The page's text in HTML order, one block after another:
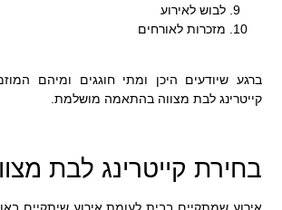
לבוש לאירוע
מזכרות לאורחים
ברגע שיודעים היכן ומתי חוגגים ומיהם
קייטרינג לבת מצווה בהתאמה מושלמת.
בחירת קייטרינג לבת